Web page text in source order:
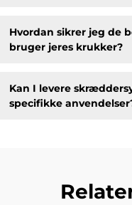
Hvordan sikrer jeg de
bruger jeres krukker?
Kan I levere
specifikke